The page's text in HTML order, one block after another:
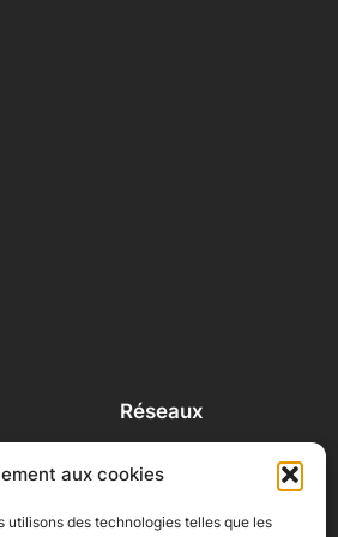
aux cookies
utilisons des technologies telles que les
Réseaux
Instagram